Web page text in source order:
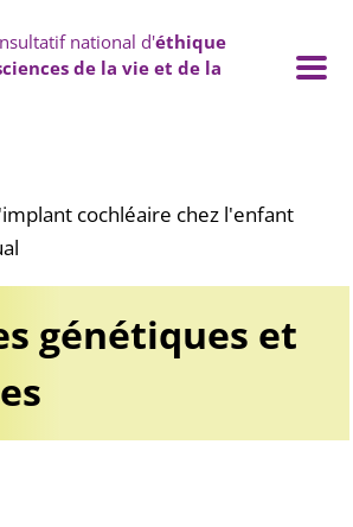
national d'éthique
de la vie et de la
cochléaire chez l'enfant
génétiques et